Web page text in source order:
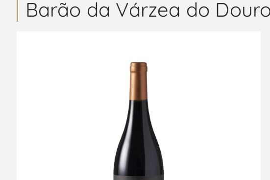
Barão da Várzea do